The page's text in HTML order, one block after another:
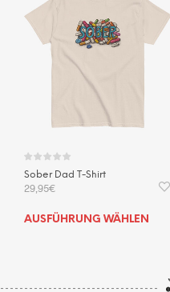
Sober Dad T-Shirt
29,95€
AUSFÜHRUNG WÄHLEN